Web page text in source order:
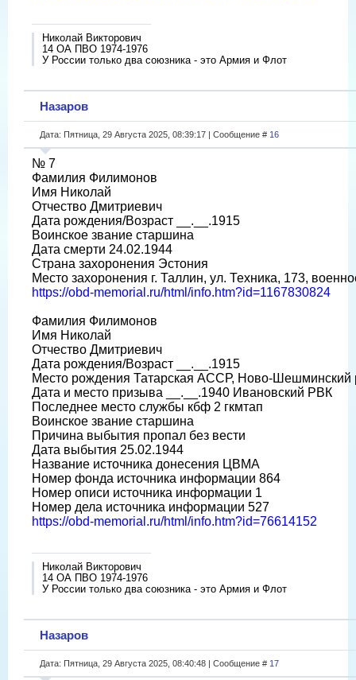
Николай Викторович
14 ОА ПВО 1974-1976
У России только два союзника - это Армия и Флот
Назаров
Дата: Пятница, 29 Августа 2025, 08:39:17 | Сообщение # 16
№ 7
Фамилия Филимонов
Имя Николай
Отчество Дмитриевич
Дата рождения/Возраст __.__.1915
Воинское звание старшина
Дата смерти 24.02.1944
Страна захоронения Эстония
Место захоронения г. Таллин, ул. Техника, 173,
https://obd-memorial.ru/html/info.htm?id=1167830824
Фамилия Филимонов
Имя Николай
Отчество Дмитриевич
Дата рождения/Возраст __.__.1915
Место рождения Татарская АССР, Ново-Шешминский
Дата и место призыва __.__.1940 Ивановский РВК
Последнее место службы кбф 2 гкмтап
Воинское звание старшина
Причина выбытия пропал без вести
Дата выбытия 25.02.1944
Название источника донесения ЦВМА
Номер фонда источника информации 864
Номер описи источника информации 1
Номер дела источника информации 527
https://obd-memorial.ru/html/info.htm?id=76614152
Николай Викторович
14 ОА ПВО 1974-1976
У России только два союзника - это Армия и Флот
Назаров
Дата: Пятница, 29 Августа 2025, 08:40:48 | Сообщение # 17